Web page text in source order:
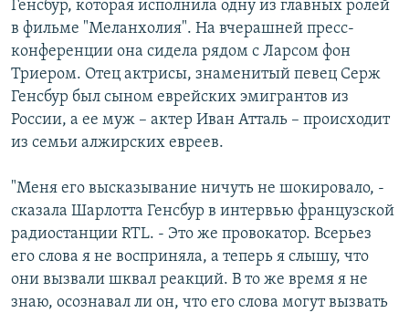
Генсбур, которая исполнила одну из главных ролей
в фильме "Меланхолия". На вчерашней пресс-
конференции она сидела рядом с Ларсом фон
Триером. Отец актрисы, знаменитый певец Серж
Генсбур был сыном еврейских эмигрантов из
России, а ее муж – актер Иван Атталь – происходит
из семьи алжирских евреев.
"Меня его высказывание ничуть не шокировало, -
сказала Шарлотта Генсбур в интервью французской
радиостанции RTL. - Это же провокатор. Всерьез
его слова я не восприняла, а теперь я слышу, что
они вызвали шквал реакций. В то же время я не
знаю, осознавал ли он, что его слова могут вызвать